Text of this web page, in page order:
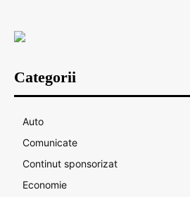
Categorii
Auto
Comunicate
Continut sponsorizat
Economie